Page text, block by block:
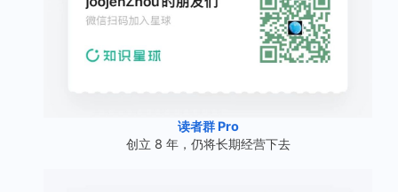
读者群 Pro
创立 8 年，仍将长期经营下去